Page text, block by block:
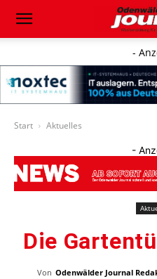
-
Start Aktuelles
-
Die
Von Odenwälder Journal